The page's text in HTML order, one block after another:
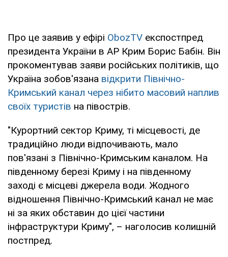
Про це заявив у ефірі ObozTV експостпред
президента України в АР Крим Борис Бабін. Він
прокоментував заяви російських політиків, що
Україна зобов'язана відкрити Північно-
Кримський канал через нібито масовий наплив
своїх туристів на півострів.
"Курортний сектор Криму, ті місцевості, де
традиційно люди відпочивають, мало
пов'язані з Північно-Кримським каналом. На
південному березі Криму і на південному
заході є місцеві джерела води. Жодного
відношення Північно-Кримський канал не має
ні за яких обставин до цієї частини
інфраструктури Криму", – наголосив колишній
постпред.